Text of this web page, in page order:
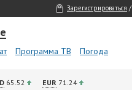
Зарегистрироваться /
Программа ТВ Погода
65.52 EUR 71.24